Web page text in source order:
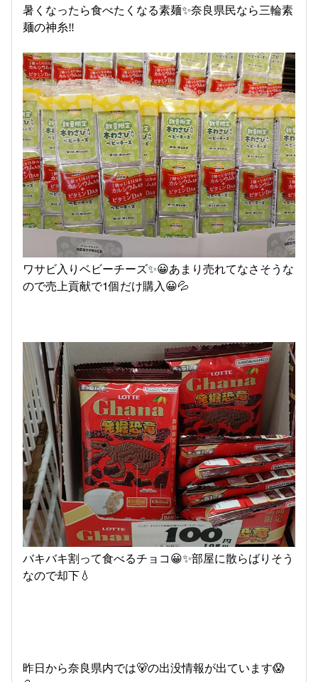
暑くなったら食べたくなる素麺✨奈良県民なら三輪素
麺の神糸‼️
ワサビ入りベビーチーズ✨😀あまり売れてなさそうな
ので売上貢献で1個だけ購入😀💦
バキバキ割って食べるチョコ😀✨部屋に散らばりそう
なので却下💧
昨日から奈良県内では🐻の出没情報が出ています😱